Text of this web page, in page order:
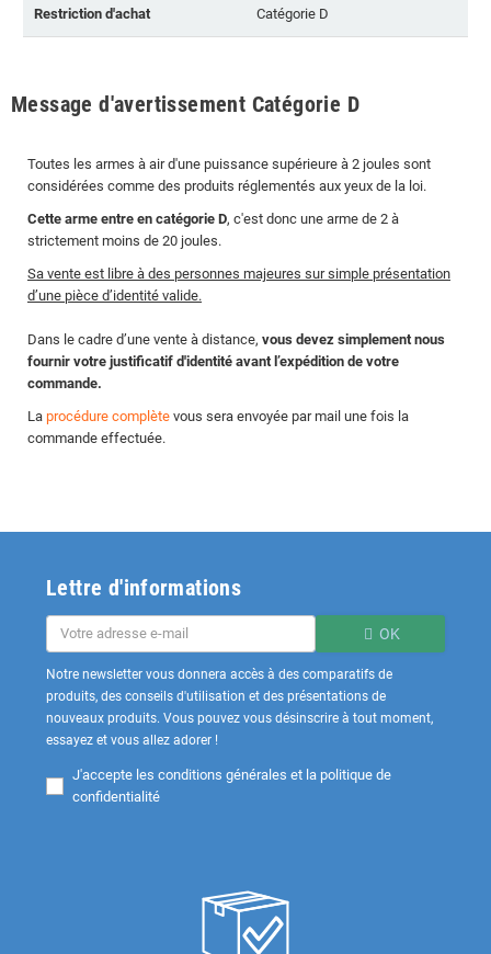
Restriction d'achat Catégorie D
Message d'avertissement Catégorie D
Toutes les armes à air d'une puissance supérieure à 2 joules sont
considérées comme des produits réglementés aux yeux de la loi.
Cette arme entre en catégorie D, c'est donc une arme de 2 à
strictement moins de 20 joules.
Sa vente est libre à des personnes majeures sur simple présentation
d’une pièce d’identité valide.
Dans le cadre d’une vente à distance, vous devez simplement nous
fournir votre justificatif d'identité avant l’expédition de votre
commande.
La procédure complète vous sera envoyée par mail une fois la
commande effectuée.
Lettre d'informations
OK
Notre newsletter vous donnera accès à des comparatifs de
produits, des conseils d'utilisation et des présentations de
nouveaux produits. Vous pouvez vous désinscrire à tout moment,
essayez et vous allez adorer !
J'accepte les conditions générales et la politique de
confidentialité